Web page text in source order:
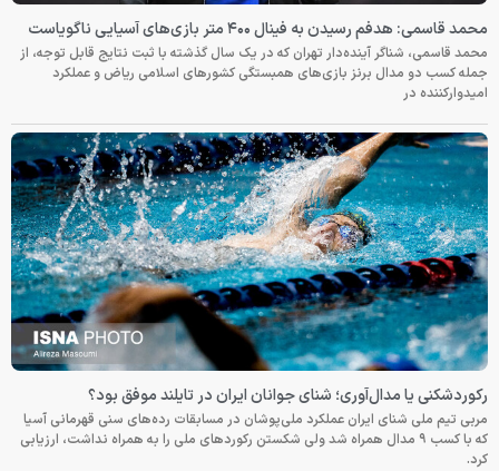
محمد قاسمی: هدفم رسیدن به فینال ۴۰۰ متر بازی‌های آسیایی ناگویاست
محمد قاسمی، شناگر آینده‌دار تهران که در یک سال گذشته با ثبت نتایج قابل توجه، از
جمله کسب دو مدال برنز بازی‌های همبستگی کشورهای اسلامی ریاض و عملکرد
امیدوارکننده در
رکوردشکنی یا مدال‌آوری؛ شنای جوانان ایران در تایلند موفق بود؟
مربی تیم ملی شنای ایران عملکرد ملی‌پوشان در مسابقات رده‌های سنی قهرمانی آسیا
که با کسب ۹ مدال همراه شد ولی شکستن رکوردهای ملی را به همراه نداشت، ارزیابی
کرد.